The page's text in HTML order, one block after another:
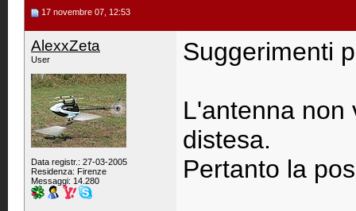
17 novembre 07, 12:53
AlexxZeta
User
Data registr.: 27-03-2005
Residenza: Firenze
Messaggi: 14.280
Suggerimenti
L'antenna non
distesa.
Pertanto la